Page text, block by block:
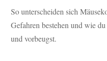
So unterscheiden sich
Gefahren bestehen und wie
und vorbeugst.